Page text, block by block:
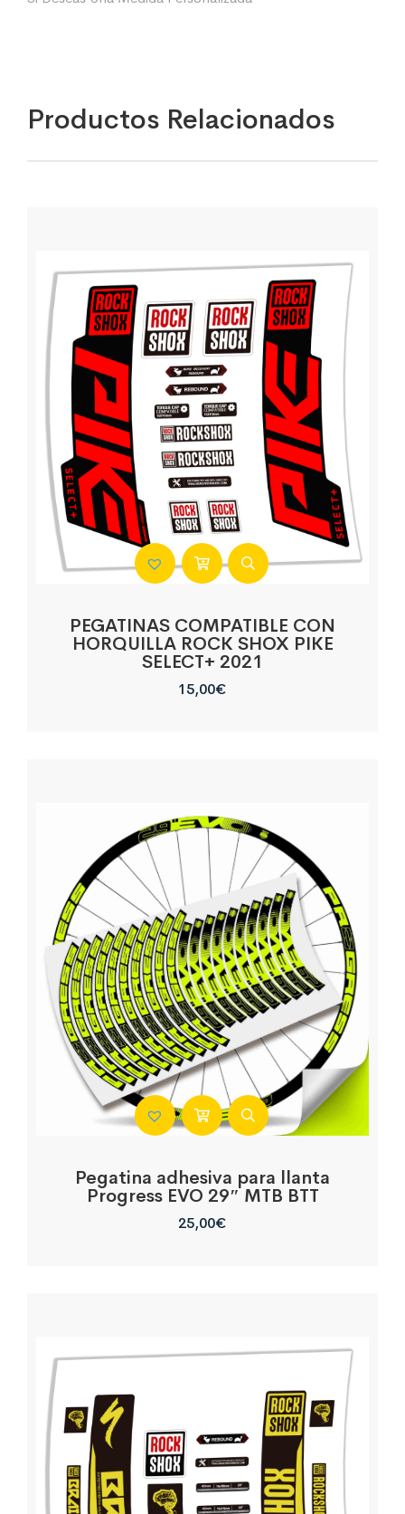
Productos Relacionados
PEGATINAS COMPATIBLE CON
HORQUILLA ROCK SHOX PIKE
SELECT+ 2021
15,00€
Pegatina adhesiva para llanta
Progress EVO 29″ MTB BTT
25,00€